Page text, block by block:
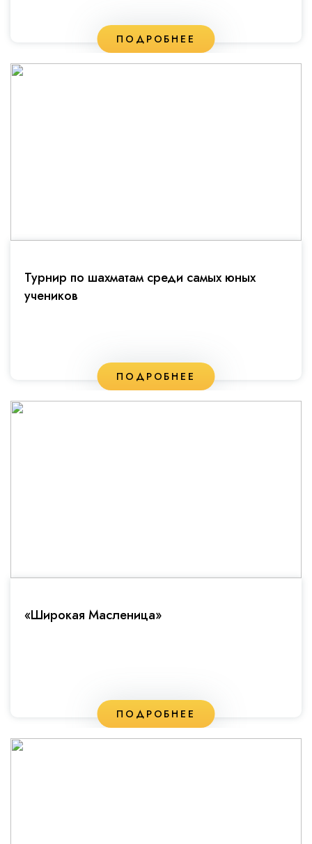
ПОДРОБНЕЕ
Турнир по шахматам среди самых юных
учеников
ПОДРОБНЕЕ
«Широкая Масленица»
ПОДРОБНЕЕ